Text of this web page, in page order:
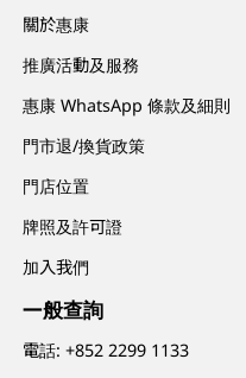
關於惠康
推廣活動及服務
惠康 WhatsApp 條款及細則
門市退/換貨政策
門店位置
牌照及許可證
加入我們
一般查詢
電話:+852 2299 1133